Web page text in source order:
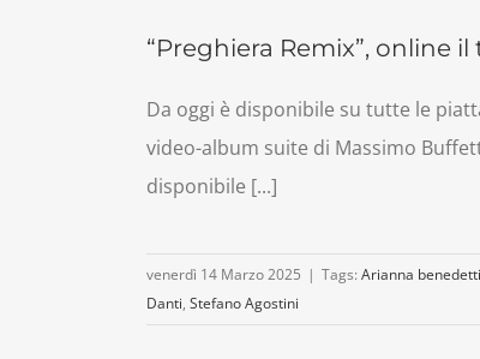
“Preghiera Remix”, online
Da oggi è disponibile su tutte le
video-album suite di Massimo
disponibile [...]
venerdì 14 Marzo 2025 | Tags: Arianna benedetti
Danti, Stefano Agostini